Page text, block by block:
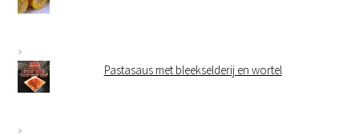
Pastasaus met bleekselderij en wortel